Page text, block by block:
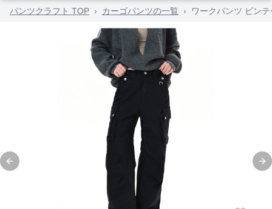
パンツクラフト TOP › カーゴパンツの一覧 › ワークパンツ ビン
Previous slide